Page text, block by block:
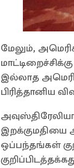
மேலும்,
இல்லாத
பிரித்தானிய
இறக்குமதியை
ஒப்பந்தங்கள்